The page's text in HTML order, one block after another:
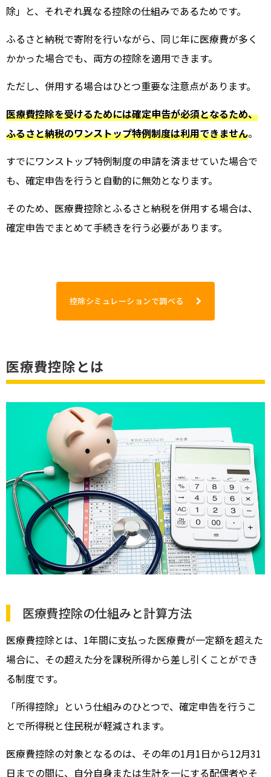
除」と、それぞれ異なる控除の仕組みであるためです。
ふるさと納税で寄附を行いながら、同じ年に医療費が多く
かかった場合でも、両方の控除を適用できます。
ただし、併用する場合はひとつ重要な注意点があります。
医療費控除を受けるためには確定申告が必須となるため、
ふるさと納税のワンストップ特例制度は利用できません。
すでにワンストップ特例制度の申請を済ませていた場合で
も、確定申告を行うと自動的に無効となります。
そのため、医療費控除とふるさと納税を併用する場合は、
確定申告でまとめて手続きを行う必要があります。
控除シミュレーションで調べる
医療費控除とは
医療費控除の仕組みと計算方法
医療費控除とは、1年間に支払った医療費が一定額を超えた
場合に、その超えた分を課税所得から差し引くことができ
る制度です。
「所得控除」という仕組みのひとつで、確定申告を行うこ
とで所得税と住民税が軽減されます。
医療費控除の対象となるのは、その年の1月1日から12月31
日までの間に、自分自身または生計を一にする配偶者やそ